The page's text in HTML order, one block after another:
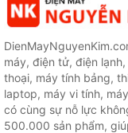
máy, điện tử, điện
thoại, máy tính bảng,
laptop, máy vi tính,
có cùng sự nỗ lực
500.000 sản phẩm,